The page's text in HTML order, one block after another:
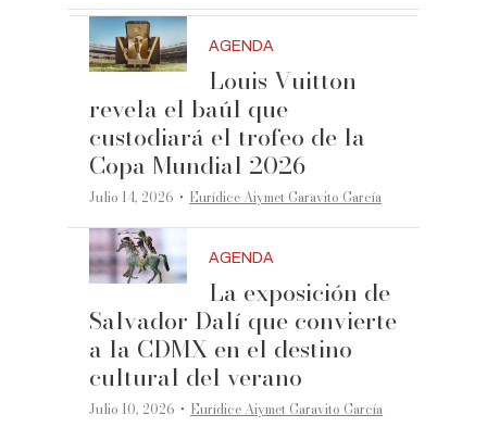
AGENDA
Louis Vuitton
revela el baúl que
custodiará el trofeo de la
Copa Mundial 2026
Julio 14, 2026 ·Eurídice Aiymet Garavito García
AGENDA
La exposición de
Salvador Dalí que convierte
a la CDMX en el destino
cultural del verano
Julio 10, 2026 ·Eurídice Aiymet Garavito García